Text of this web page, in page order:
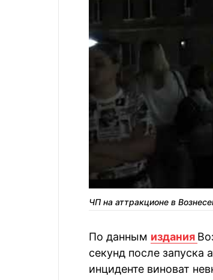
ЧП на аттракционе в
По данным издания
секунд после запуска
инциденте виноват